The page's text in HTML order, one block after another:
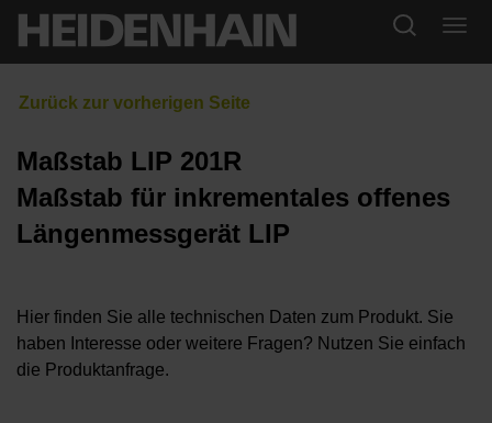
Maßstab LIP 201R
Maßstab für inkrementales offenes
Längenmessgerät LIP
Hier finden Sie alle technischen Daten zum Produkt. Sie
haben Interesse oder weitere Fragen? Nutzen Sie einfach
die Produktanfrage.